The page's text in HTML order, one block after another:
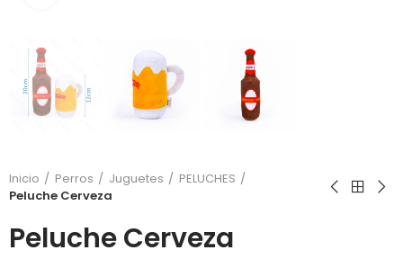
Inicio Perros Juguetes
PELUCHES
Peluche Cerveza
Peluche Cerveza